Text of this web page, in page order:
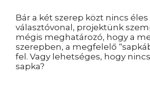
Bár a két szerep közt nincs éles
választóvonal, projektünk
mégis meghatározó, hogy a
szerepben, a megfelelő
fel. Vagy lehetséges, hogy
sapka?